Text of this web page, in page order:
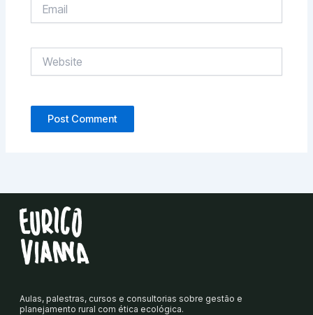
Aulas, palestras, cursos e consultorias sobre gestão e
planejamento rural com ética ecológica.